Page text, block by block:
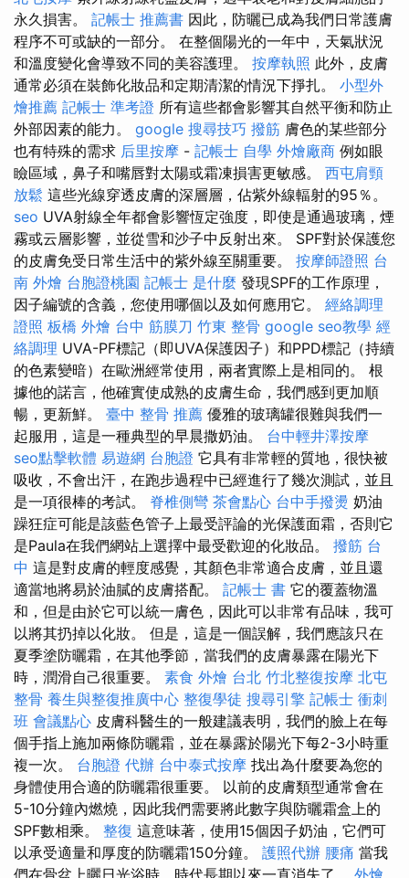
永久損害。 記帳士 推薦書 因此，防曬已成為我們日常護膚
程序不可或缺的一部分。 在整個陽光的一年中，天氣狀況
和溫度變化會導致不同的美容護理。 按摩執照 此外，皮膚
通常必須在裝飾化妝品和定期清潔的情況下掙扎。 小型外
燴推薦 記帳士 準考證 所有這些都會影響其自然平衡和防止
外部因素的能力。 google 搜尋技巧 撥筋 膚色的某些部分
也有特殊的需求 后里按摩 - 記帳士 自學 外燴廠商 例如眼
瞼區域，鼻子和嘴唇對太陽或霜凍損害更敏感。 西屯肩頸
放鬆 這些光線穿透皮膚的深層層，佔紫外線輻射的95％。
seo UVA射線全年都會影響恆定強度，即使是通過玻璃，煙
霧或云層影響，並從雪和沙子中反射出來。 SPF對於保護您
的皮膚免受日常生活中的紫外線至關重要。 按摩師證照 台
南 外燴 台胞證桃園 記帳士 是什麼 發現SPF的工作原理，
因子編號的含義，您使用哪個以及如何應用它。 經絡調理
證照 板橋 外燴 台中 筋膜刀 竹東 整骨 google seo教學 經
絡調理 UVA-PF標記（即UVA保護因子）和PPD標記（持續
的色素變暗）在歐洲經常使用，兩者實際上是相同的。 根
據他的諾言，他確實使成熟的皮膚生命，我們感到更加順
暢，更新鮮。 臺中 整骨 推薦 優雅的玻璃罐很難與我們一
起服用，這是一種典型的早晨撒奶油。 台中輕井澤按摩
seo點擊軟體 易遊網 台胞證 它具有非常輕的質地，很快被
吸收，不會出汗，在跑步過程中已經進行了幾次測試，並且
是一項很棒的考試。 脊椎側彎 茶會點心 台中手撥燙 奶油
躁狂症可能是該藍色管子上最受評論的光保護面霜，否則它
是Paula在我們網站上選擇中最受歡迎的化妝品。 撥筋 台
中 這是對皮膚的輕度感覺，其顏色非常適合皮膚，並且還
適當地將易於油膩的皮膚搭配。 記帳士 書 它的覆蓋物溫
和，但是由於它可以統一膚色，因此可以非常有品味，我可
以將其扔掉以化妝。 但是，這是一個誤解，我們應該只在
夏季塗防曬霜，在其他季節，當我們的皮膚暴露在陽光下
時，潤滑自己很重要。 素食 外燴 台北 竹北整復按摩 北屯
整骨 養生與整復推廣中心 整復學徒 搜尋引擎 記帳士 衝刺
班 會議點心 皮膚科醫生的一般建議表明，我們的臉上在每
個手指上施加兩條防曬霜，並在暴露於陽光下每2-3小時重
複一次。 台胞證 代辦 台中泰式按摩 找出為什麼要為您的
身體使用合適的防曬霜很重要。 以前的皮膚類型通常會在
5-10分鐘內燃燒，因此我們需要將此數字與防曬霜盒上的
SPF數相乘。 整復 這意味著，使用15個因子奶油，它們可
以承受適量和厚度的防曬霜150分鐘。 護照代辦 腰痛 當我
們在骨盆上曬日光浴時，時代長期以來一直消失了。 外燴